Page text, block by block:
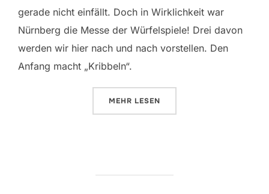
gerade nicht einfällt. Doch in Wirklichkeit war
Nürnberg die Messe der Würfelspiele! Drei davon
werden wir hier nach und nach vorstellen. Den
Anfang macht „Kribbeln“.
MEHR ÜBER „KRIBBELN“
LESEN